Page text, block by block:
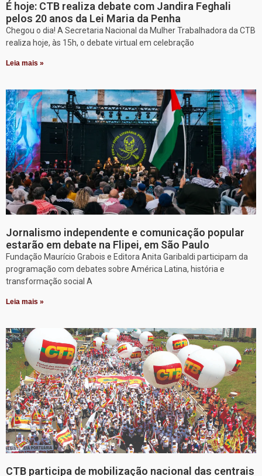
É hoje: CTB realiza debate com Jandira Feghali
pelos 20 anos da Lei Maria da Penha
Chegou o dia! A Secretaria Nacional da Mulher Trabalhadora da CTB
realiza hoje, às 15h, o debate virtual em celebração
Leia mais »
Jornalismo independente e comunicação popular
estarão em debate na Flipei, em São Paulo
Fundação Maurício Grabois e Editora Anita Garibaldi participam da
programação com debates sobre América Latina, história e
transformação social A
Leia mais »
CTB participa de mobilização nacional das centrais